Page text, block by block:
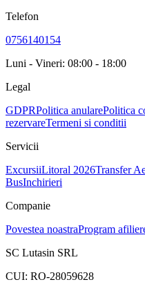
Telefon
0756140154
Luni - Vineri: 08:00 - 18:00
Legal
GDPRPolitica anularePolitica
rezervareTermeni si conditii
Servicii
ExcursiiLitoral 2026Transfer
BusInchirieri
Companie
Povestea noastraProgram
SC Lutasin SRL
CUI: RO-28059628